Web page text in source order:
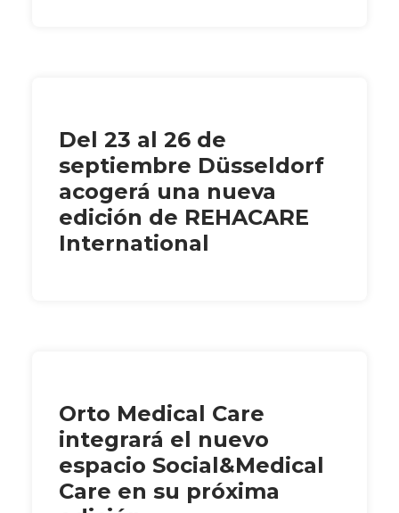
Del 23 al 26 de
septiembre Düsseldorf
acogerá una nueva
edición de REHACARE
International
Orto Medical Care
integrará el nuevo
espacio Social&Medical
Care en su próxima